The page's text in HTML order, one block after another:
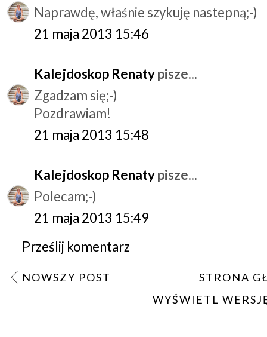
Naprawdę, właśnie szykuję nastepną;-)
21 maja 2013 15:46
Kalejdoskop Renatypisze...
Zgadzam się;-)
Pozdrawiam!
21 maja 2013 15:48
Kalejdoskop Renatypisze...
Polecam;-)
21 maja 2013 15:49
Prześlij komentarz
NOWSZY POST
STRONA
WYŚWIETL